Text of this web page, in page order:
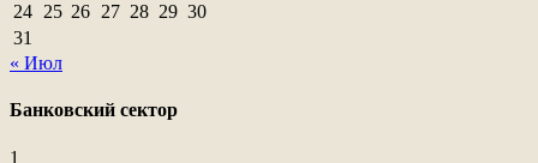
24 25 26 27 28 29 30
31
« Июл
Банковский сектор
1